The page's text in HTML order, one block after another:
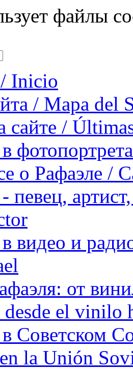
файлы
Inicio
/ Mapa del
сайте /
о Рафаэле /
певец,
видео и
от
desde el vinilo
Советском
la Unión